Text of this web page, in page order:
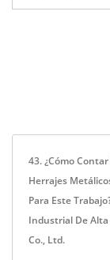
43. ¿Cómo
Herrajes
Para Este
Industrial De Alta
Co., Ltd.